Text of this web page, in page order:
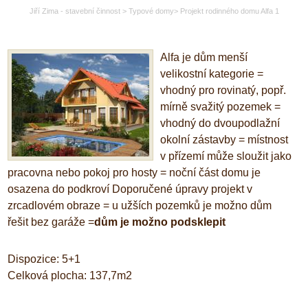
Jiří Zima - stavební činnost> Typové domy> Projekt rodinného domu Alfa 1
Alfa je dům menší
velikostní kategorie=
vhodný pro rovinatý, popř.
mírně svažitý pozemek=
vhodný do dvoupodlažní
okolní zástavby= místnost
v přízemí může sloužit jako
pracovna nebo pokoj pro hosty= noční část domu je
osazena do podkroví Doporučené úpravy projekt v
zrcadlovém obraze= u užších pozemků je možno dům
řešit bez garáže=dům je možno podsklepit
Dispozice: 5+1
Celková plocha: 137,7m2